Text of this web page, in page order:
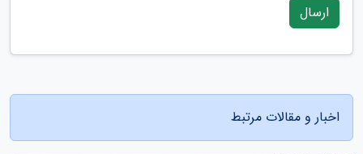
ارسال
اخبار و مقالات مرتبط